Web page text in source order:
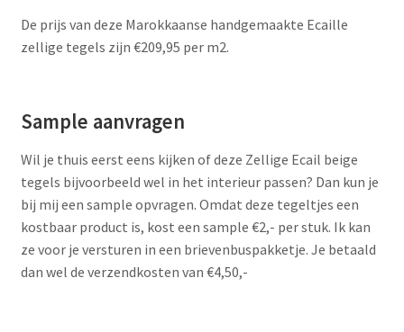
De prijs van deze Marokkaanse handgemaakte Ecaille
zellige tegels zijn €209,95 per m2.
Sample aanvragen
Wil je thuis eerst eens kijken of deze Zellige Ecail beige
tegels bijvoorbeeld wel in het interieur passen? Dan kun je
bij mij een sample opvragen. Omdat deze tegeltjes een
kostbaar product is, kost een sample €2,- per stuk. Ik kan
ze voor je versturen in een brievenbuspakketje. Je betaald
dan wel de verzendkosten van €4,50,-